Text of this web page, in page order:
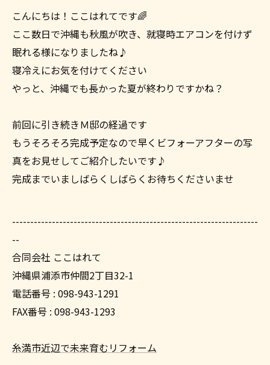
こんにちは！ここはれてです🌈
ここ数日で沖縄も秋風が吹き、就寝時エアコンを付けず
眠れる様になりましたね♪
寝冷えにお気を付けてください
やっと、沖縄でも長かった夏が終わりですかね？
前回に引き続きＭ邸の経過です
もうそろそろ完成予定なので早くビフォーアフターの写
真をお見せしてご紹介したいです♪
完成までいましばらくしばらくお待ちくださいませ
--------------------------------------------------------------------
--
合同会社 ここはれて
沖縄県浦添市仲間2丁目32-1
電話番号 : 098-943-1291
FAX番号 : 098-943-1293
糸満市近辺で未来育むリフォーム